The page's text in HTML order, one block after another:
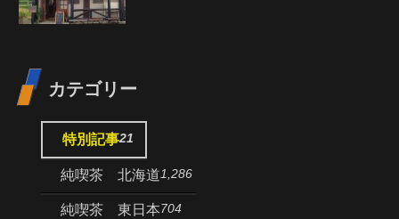
カテゴリー
特別記事21
純喫茶 北海道1,286
純喫茶 東日本704